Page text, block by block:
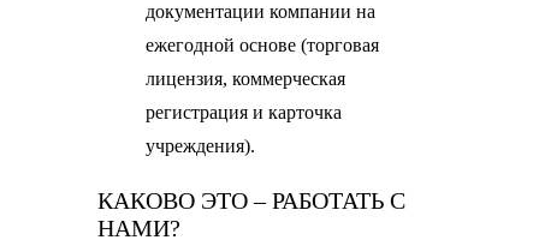
документации компании на
ежегодной основе (торговая
лицензия, коммерческая
регистрация и карточка
учреждения).
КАКОВО ЭТО – РАБОТАТЬ С
НАМИ?